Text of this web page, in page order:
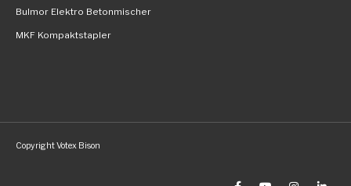
Bulmor Elektro Betonmischer
MKF Kompaktstapler
Copyright Votex Bison